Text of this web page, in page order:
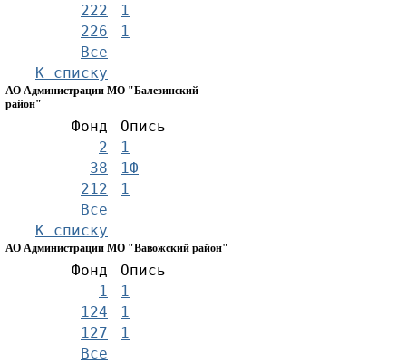
222
1
226
1
Все
К списку
АО Администрации МО "Балезинский
район"
Фонд
Опись
2
1
38
1Ф
212
1
Все
К списку
АО Администрации МО "Вавожский район"
Фонд
Опись
1
1
124
1
127
1
Все